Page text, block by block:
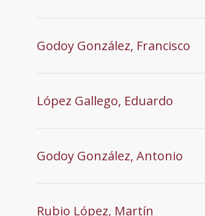
Godoy González, Francisco
López Gallego, Eduardo
Godoy González, Antonio
Rubio López, Martín